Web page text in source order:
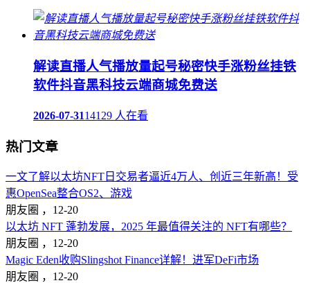
解读直播人气播放量起号秘密快手涨粉丝挂铁
软件抖音黑科技云端商城免费送
2026-07-3114129 人在看
热门文章
一文了解以太坊NFT日交易者逼近4万人、创近三年新高！受
惠OpenSea整合OS2、游戏
朋友圈 ， 12-20
以太坊 NFT 蓬勃发展，2025 年最值得关注的 NFT有哪些？
朋友圈 ， 12-20
Magic Eden收购Slingshot Finance详解！进军DeFi市场
朋友圈 ， 12-20